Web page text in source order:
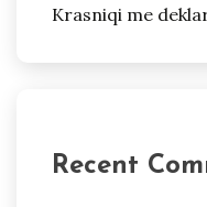
Krasniqi me
Recent